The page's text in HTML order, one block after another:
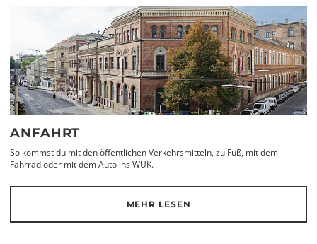
ANFAHRT
So kommst du mit den öffentlichen Verkehrsmitteln, zu Fuß, mit dem
Fahrrad oder mit dem Auto ins WUK.
MEHR LESEN